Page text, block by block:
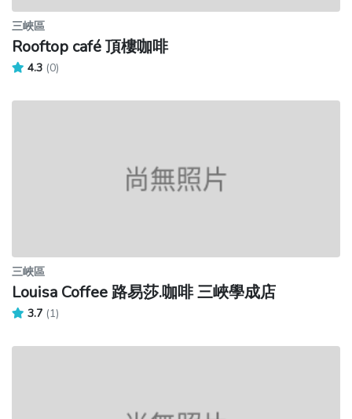
三峽區
Rooftop café 頂樓咖啡
4.3 (0)
三峽區
Louisa Coffee 路易莎.咖啡 三峽學成店
3.7 (1)